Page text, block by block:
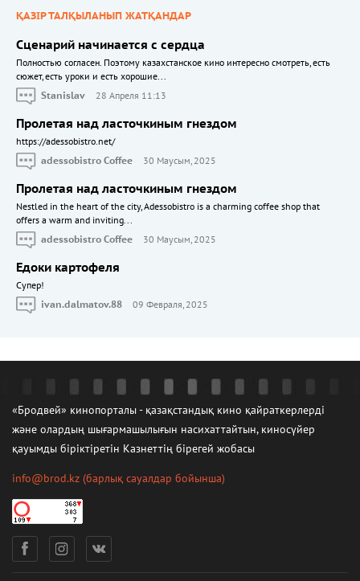
ҚАЗІР ТАЛҚЫЛАНЫП ЖАТҚАНДАР
Сценарий начинается с сердца
Полностью согласен. Поэтому казахстанское кино интересно смотреть, есть
сюжет, есть уроки и есть хорошие...
Stanislav
28 Апреля 11:13
Пролетая над ласточкиным гнездом
https://adessobistro.net/
adessobistro Coffee
30 Маусым, 2025
Пролетая над ласточкиным гнездом
Nestled in the heart of the city, Adessobistro is a charming coffee shop that
offers a warm and inviting...
adessobistro Coffee
30 Маусым, 2025
Едоки картофеля
Cупер!
ivan.dalmatov.88
09 Февраля, 2025
«Бродвей» кинопорталы - қазақстандық кино қайраткерлерді
және олардың шығармашылығын насихаттайтын, киносүйер
қауымды біріктіретін Казнеттің бірегей жобасы
info@brod.kz (барлық сауалдар бойынша)